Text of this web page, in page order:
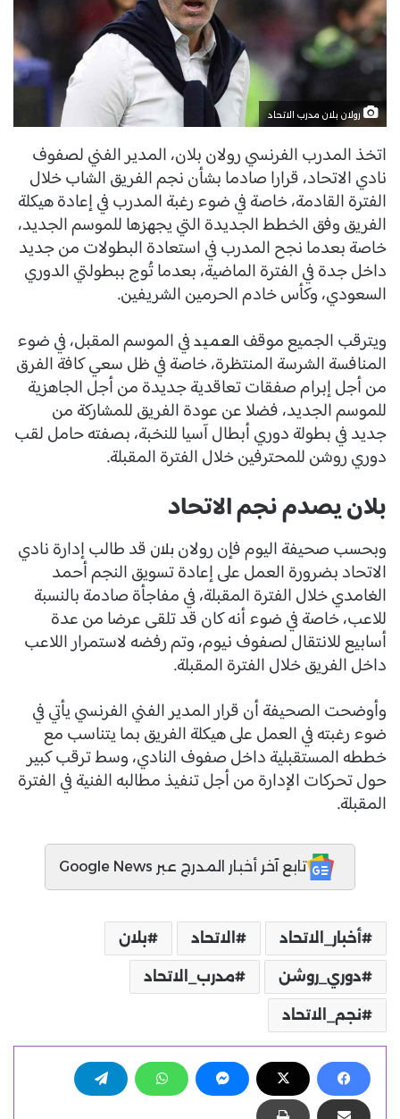
رولان بلان مدرب الاتحاد
اتخذ المدرب الفرنسي رولان بلان، المدير الفني لصفوف
نادي الاتحاد، قرارا صادما بشأن نجم الفريق الشاب خلال
الفترة القادمة، خاصة في ضوء رغبة المدرب في إعادة هيكلة
الفريق وفق الخطط الجديدة التي يجهزها للموسم الجديد،
خاصة بعدما نجح المدرب في استعادة البطولات من جديد
داخل جدة في الفترة الماضية، بعدما تُوج ببطولتي الدوري
السعودي، وكأس خادم الحرمين الشريفين.
ويترقب الجميع موقف العميد في الموسم المقبل، في ضوء
المنافسة الشرسة المنتظرة، خاصة في ظل سعي كافة الفرق
من أجل إبرام صفقات تعاقدية جديدة من أجل الجاهزية
للموسم الجديد، فضلا عن عودة الفريق للمشاركة من
جديد في بطولة دوري أبطال آسيا للنخبة، بصفته حامل لقب
دوري روشن للمحترفين خلال الفترة المقبلة.
بلان يصدم نجم الاتحاد
وبحسب صحيفة اليوم فإن رولان بلان قد طالب إدارة نادي
الاتحاد بضرورة العمل على إعادة تسويق النجم أحمد
الغامدي خلال الفترة المقبلة، في مفاجأة صادمة بالنسبة
للاعب، خاصة في ضوء أنه كان قد تلقى عرضا من عدة
أسابيع للانتقال لصفوف نيوم، وتم رفضه لاستمرار اللاعب
داخل الفريق خلال الفترة المقبلة.
وأوضحت الصحيفة أن قرار المدير الفني الفرنسي يأتي في
ضوء رغبته في العمل على هيكلة الفريق بما يتناسب مع
خططه المستقبلية داخل صفوف النادي، وسط ترقب كبير
حول تحركات الإدارة من أجل تنفيذ مطالبه الفنية في الفترة
المقبلة.
تابع آخر أخبار المدرج عبر Google News
أخبار_الاتحاد الاتحاد بلان
دوري_روشن مدرب_الاتحاد
نجم_الاتحاد